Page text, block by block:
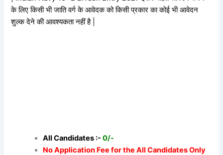
के लिए किसी भी जाति वर्ग के आवेदक को किसी प्रकार का कोई भी आवेदन
शुल्क देने की आवश्यकता नहीं है |
All Candidates :- 0/-
No Application Fee for the All Candidates Only